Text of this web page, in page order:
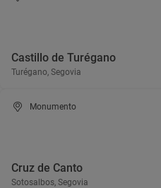
Castillo de Turégano
Turégano, Segovia
Monumento
Cruz de Canto
Sotosalbos, Segovia